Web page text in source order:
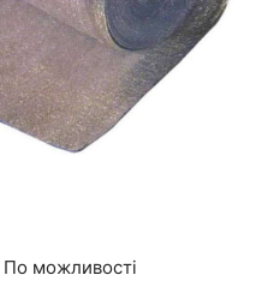
По можливості